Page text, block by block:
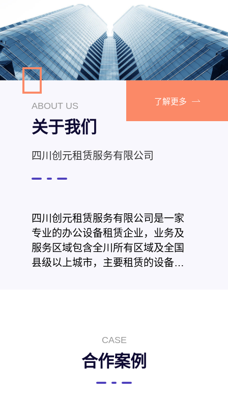
了解更多
ABOUT US
关于我们
四川创元租赁服务有限公司
四川创元租赁服务有限公司是一家
专业的办公设备租赁企业，业务及
服务区域包含全川所有区域及全国
县级以上城市，主要租赁的设备
理，客户无忧售后服务，搭接网络
平台的各种资源，可以为更多的客
户提供无忧的设备和服务。
CASE
合作案例